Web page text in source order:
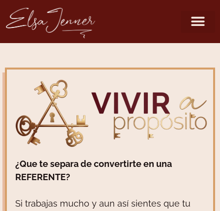
¿Que te separa de convertirte en una
REFERENTE?
Si trabajas mucho y aun así sientes que tu